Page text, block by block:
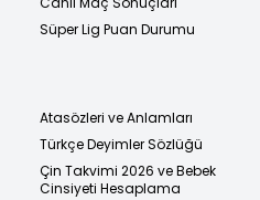
Süper Lig Puan Durumu
Atasözleri ve Anlamları
Türkçe Deyimler Sözlüğü
Çin Takvimi 2026 ve Bebek
Cinsiyeti Hesaplama